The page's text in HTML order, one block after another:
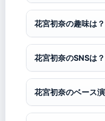
花宮初奈の趣味は？
花宮初奈のSNSは？
花宮初奈のベース